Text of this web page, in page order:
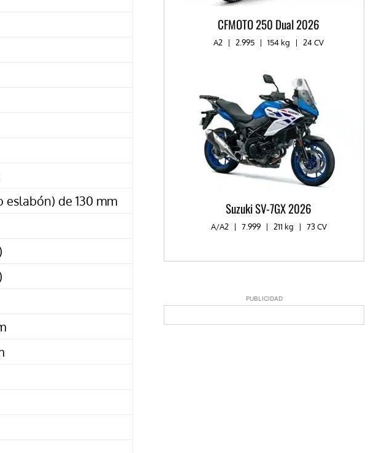
de 130 mm
CFMOTO 250 Dual 2026
A2 | 2.995 | 154 kg | 24 CV
Suzuki SV-7GX 2026
A/A2 | 7.999 | 211 kg | 73 CV
PUBLICIDAD